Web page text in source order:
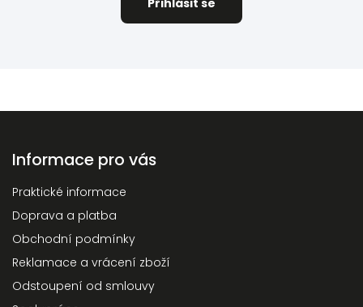
Informace pro vás
Praktické informace
Doprava a platba
Obchodní podmínky
Reklamace a vrácení zboží
Odstoupení od smlouvy